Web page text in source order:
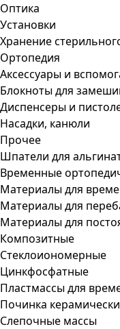
Оптика
Установки
Хранение
Ортопедия
Аксессуары и
Блокноты для
Диспенсеры и
Насадки, канюли
Прочее
Шпатели для
Временные
Материалы для
Материалы для
Материалы для
Композитные
Стеклоиономерные
Цинкфосфатные
Пластмассы для
Починка
Слепочные массы